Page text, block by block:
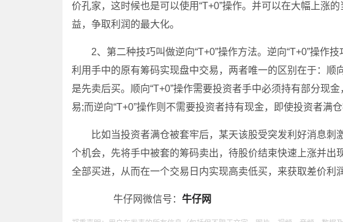
价孔家，这时候也是可以使用“T+0”操作。并可以在大幅上涨
益，争取利润的最大化。
2、第二种技巧叫做逆向“T+0”操作方法。逆向“T+0”操作技
利用手中的原有筹码实现盘中交易，两者唯一的区别在于：顺
是先卖后买。顺向“T+0”操作需要投资者手中必须持有部分现
易;而逆向“T+0”操作则不需要投资者持有现金，即使投资者满
比如当投资者满仓被套牢后，某天该股受突发利好消息刺
个机会，先将手中被套的筹码卖出，待股价结束快速上涨并出
全部买进，从而在一个交易日内实现高卖低买，来获取差价利润
牛仔网微信号： 牛仔网